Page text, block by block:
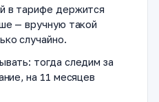
в тарифе держится
— вручную такой
случайно.
тогда следим за
на 11 месяцев